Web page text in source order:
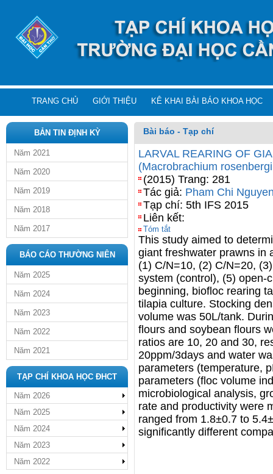
TRANG CHỦ GIỚI THIỆU KÊ KHAI BÀI BÁO KHOA HỌC
BẢN TIN ĐỊNH KỲ
Năm 2021
Năm 2020
Năm 2019
Năm 2018
Năm 2017
BÁO CÁO THƯỜNG NIÊN
Năm 2025
Năm 2024
Năm 2023
Năm 2022
Năm 2021
TẠP CHÍ KHOA HỌC ĐHCT
Năm 2026
Năm 2025
Năm 2024
Năm 2023
Năm 2022
Bài báo - Tạp chí
LARVAL REARING OF
(Macrobrachium
(2015) Trang: 281
Tác giả: Pham Chi
Tạp chí: 5th IFS 2015
Liên kết:
Tóm tắt
This study aimed to
giant freshwater prawns in
(1) C/N=10, (2) C/N=20,
system (control), (5) open-
beginning, biofloc rearing
tilapia culture. Stocking
volume was 50L/tank.
flours and soybean flours
ratios are 10, 20 and 30,
20ppm/3days and water
parameters (temperature,
parameters (floc volume
microbiological analysis,
rate and productivity were
ranged from 1.8±0.7 to
significantly different